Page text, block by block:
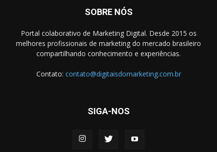
SOBRE NÓS
Portal colaborativo de Marketing Digital. Desde 2015 os
melhores profissionais de marketing do mercado brasileiro
compartilhando conhecimento e experiências.
Contato: contato@digitaisdomarketing.com.br
SIGA-NOS